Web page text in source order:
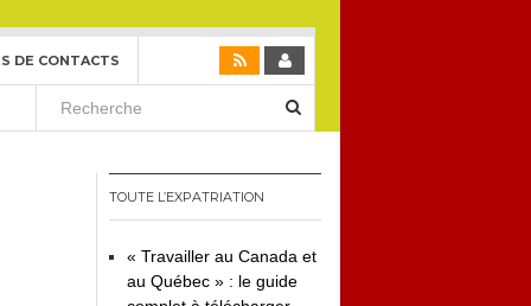
DE CONTACTS
TOUTE L’EXPATRIATION
« Travailler au Canada et
au Québec » : le guide